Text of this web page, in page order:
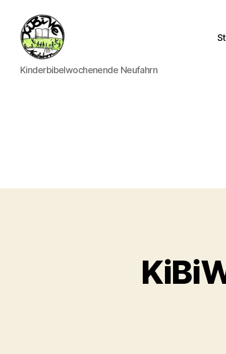
kibiwe
Kinderbibelwochenende Neufahrn